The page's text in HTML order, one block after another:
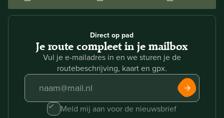
Direct op pad
Je route compleet in je mailbox
Vul je e-mailadres in en we sturen je de
routebeschrijving, kaart en gpx.
Meld mij aan voor de nieuwsbrief